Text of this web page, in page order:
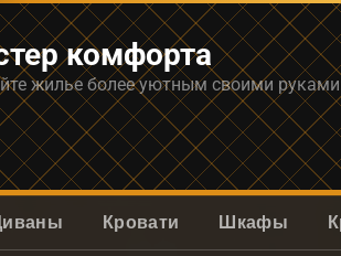
комфорта
жилье более уютным своими
Кровати Шкафы